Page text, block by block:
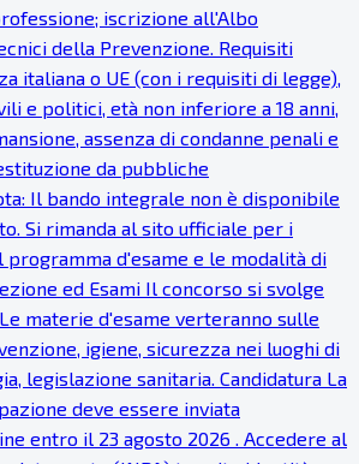
iscrizione all'Albo
della Prevenzione. Requisiti
italiana o UE (con i requisiti di legge),
e politici, età non inferiore a 18 anni,
assenza di condanne penali e
da pubbliche
Il bando integrale non è disponibile
Si rimanda al sito ufficiale per i
d'esame e le modalità di
ed Esami Il concorso si svolge
materie d'esame verteranno sulle
igiene, sicurezza nei luoghi di
legislazione sanitaria. Candidatura La
deve essere inviata
entro il 23 agosto 2026 . Accedere al